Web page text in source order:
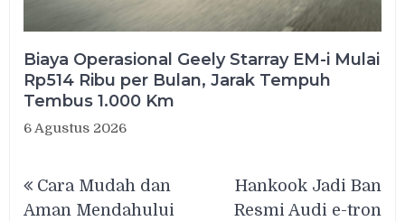
Biaya Operasional Geely Starray EM-i Mulai
Rp514 Ribu per Bulan, Jarak Tempuh
Tembus 1.000 Km
6 Agustus 2026
pos
Cara Mudah dan
Aman Mendahului
Hankook Jadi Ban
Resmi Audi e-tron